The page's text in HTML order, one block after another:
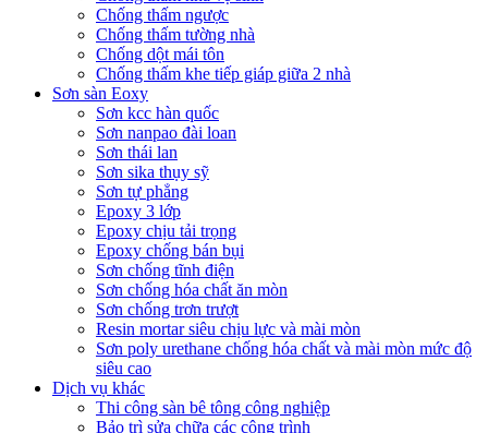
Chống thấm ngược
Chống thấm tường nhà
Chống dột mái tôn
Chống thấm khe tiếp giáp giữa 2 nhà
Sơn sàn Eoxy
Sơn kcc hàn quốc
Sơn nanpao đài loan
Sơn thái lan
Sơn sika thụy sỹ
Sơn tự phẳng
Epoxy 3 lớp
Epoxy chịu tải trọng
Epoxy chống bán bụi
Sơn chống tĩnh điện
Sơn chống hóa chất ăn mòn
Sơn chống trơn trượt
Resin mortar siêu chịu lực và mài mòn
Sơn poly urethane chống hóa chất và mài mòn mức độ
siêu cao
Dịch vụ khác
Thi công sàn bê tông công nghiệp
Bảo trì sửa chữa các công trình